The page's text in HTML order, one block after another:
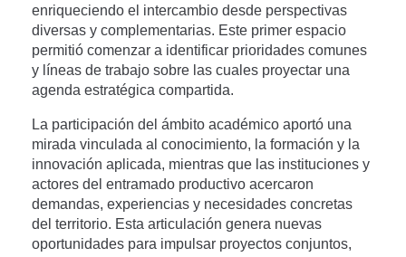
enriqueciendo el intercambio desde perspectivas
diversas y complementarias. Este primer espacio
permitió comenzar a identificar prioridades comunes
y líneas de trabajo sobre las cuales proyectar una
agenda estratégica compartida.
La participación del ámbito académico aportó una
mirada vinculada al conocimiento, la formación y la
innovación aplicada, mientras que las instituciones y
actores del entramado productivo acercaron
demandas, experiencias y necesidades concretas
del territorio. Esta articulación genera nuevas
oportunidades para impulsar proyectos conjuntos,